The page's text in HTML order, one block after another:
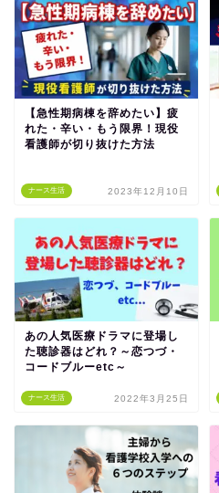
ナース生活
【急性期病棟を辞めたい】疲
れた・辛い・もう限界！現役
看護師が切り抜けた方法
2023年12月10日
ナース生活
あの人気医療ドラマに登場し
た聴診器はどれ？～恋つづ・
コードブルーetc～
2022年3月25日